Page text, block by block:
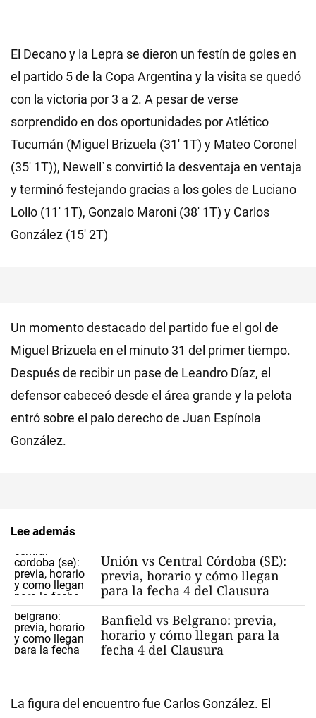
El Decano y la Lepra se dieron un festín de goles en
el partido 5 de la Copa Argentina y la visita se quedó
con la victoria por 3 a 2. A pesar de verse
sorprendido en dos oportunidades por Atlético
Tucumán (Miguel Brizuela (31' 1T) y Mateo Coronel
(35' 1T)), Newell`s convirtió la desventaja en ventaja
y terminó festejando gracias a los goles de Luciano
Lollo (11' 1T), Gonzalo Maroni (38' 1T) y Carlos
González (15' 2T)
Un momento destacado del partido fue el gol de
Miguel Brizuela en el minuto 31 del primer tiempo.
Después de recibir un pase de Leandro Díaz, el
defensor cabeceó desde el área grande y la pelota
entró sobre el palo derecho de Juan Espínola
González.
Lee además
Unión vs Central Córdoba (SE):
previa, horario y cómo llegan
para la fecha 4 del Clausura
Banfield vs Belgrano: previa,
horario y cómo llegan para la
fecha 4 del Clausura
La figura del encuentro fue Carlos González. El